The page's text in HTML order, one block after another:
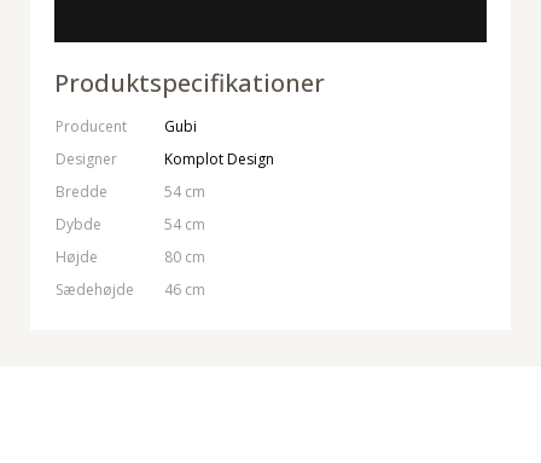
Produktspecifikationer
Producent
Gubi
Designer
Komplot Design
Bredde
54 cm
Dybde
54 cm
Højde
80 cm
Sædehøjde
46 cm